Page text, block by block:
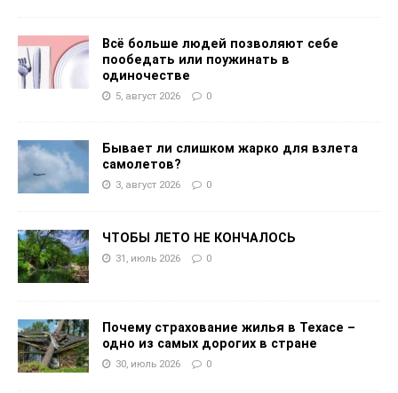
Всё больше людей позволяют себе
пообедать или поужинать в
одиночестве
5, август 2026 0
Бывает ли слишком жарко для взлета
самолетов?
3, август 2026 0
ЧТОБЫ ЛЕТО НЕ КОНЧАЛОСЬ
31, июль 2026 0
Почему страхование жилья в Техасе –
одно из самых дорогих в стране
30, июль 2026 0